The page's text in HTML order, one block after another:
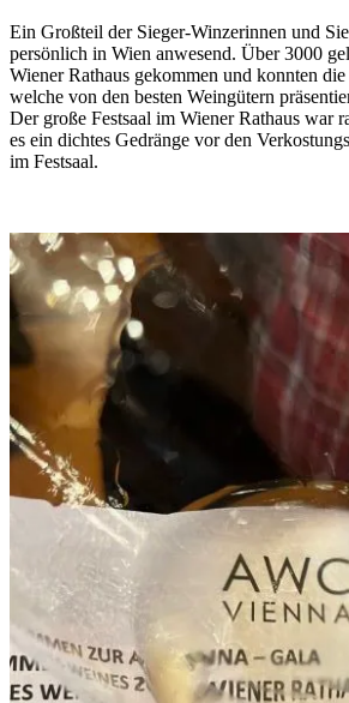
Ein Großteil der Sieger-Winzerinnen und
persönlich in Wien anwesend. Über 3000
Wiener Rathaus gekommen und konnten
welche von den besten Weingütern
Der große Festsaal im Wiener Rathaus war
es ein dichtes Gedränge vor den
im Festsaal.